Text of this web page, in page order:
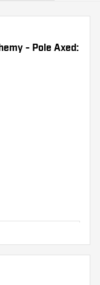
- Pole Axed:
poškodit